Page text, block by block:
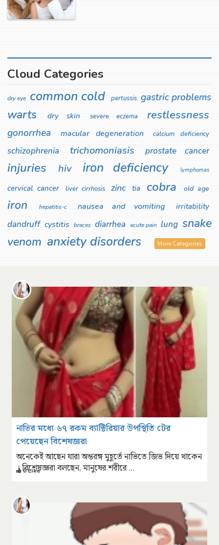
Cloud Categories
dry eye common cold pertussis gastric problems
warts dry skin severe eczema restlessness
gonorrhea macular degeneration calcium deficiency
schizophrenia trichomoniasis prostate cancer
injuries hiv iron deficiency lymphomas
cervical cancer liver cirrhosis zinc tia cobra old age
iron hepatitis-c nausea and vomiting irritability
dandruff cystitis braces diarrhea acute pain lung snake
venom anxiety disorders More Categories
নাভির মধ্যে ৬৭ রকম ব্যাক্টিরিয়ার উপস্থিতি টের
পেয়েছেন বিশেষজ্ঞরা
অনেকেই আছেন যারা অন্তরঙ্গ মুহূর্তে নাভিতে জিভ দিয়ে থাকেন
। বিশেষজ্ঞরা বলছেন, মানুষের শরীরে ...
0 Like